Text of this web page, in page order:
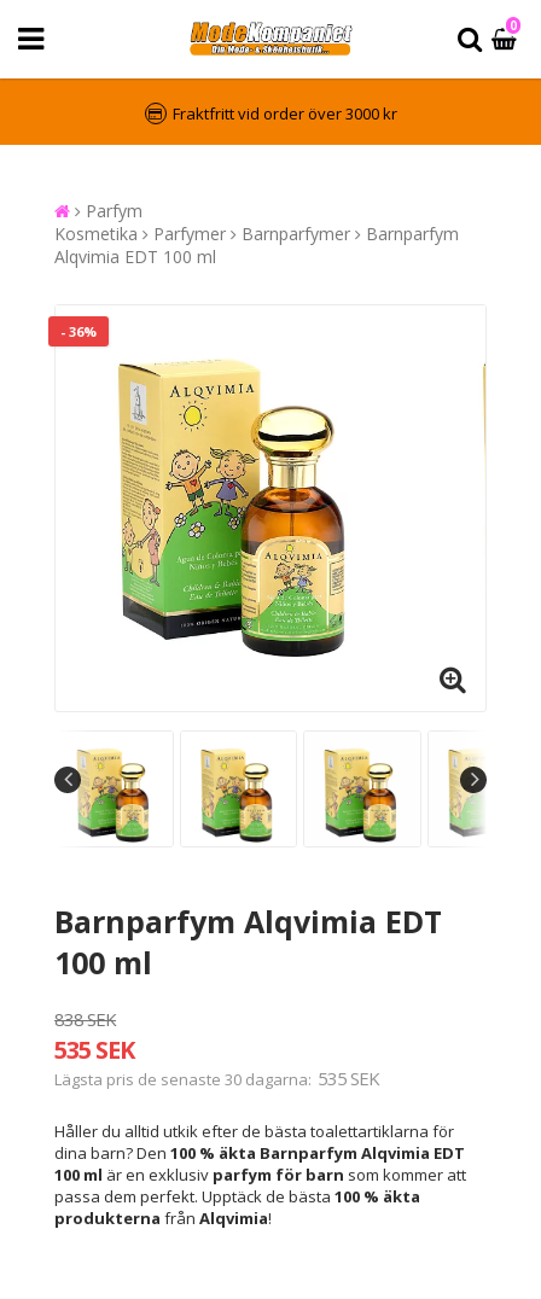
0
Fraktfritt vid order över 3000 kr
Parfym
Kosmetika
Parfymer Barnparfymer
Barnparfym
Alqvimia EDT 100 ml
- 36%
Barnparfym Alqvimia EDT
100 ml
838 SEK
535 SEK
Lägsta pris de senaste 30 dagarna 535 SEK
Håller du alltid utkik efter de bästa toalettartiklarna för
dina barn? Den 100 % äkta Barnparfym Alqvimia EDT
100 ml är en exklusiv parfym för barn som kommer att
passa dem perfekt. Upptäck de bästa 100 % äkta
produkterna från Alqvimia!